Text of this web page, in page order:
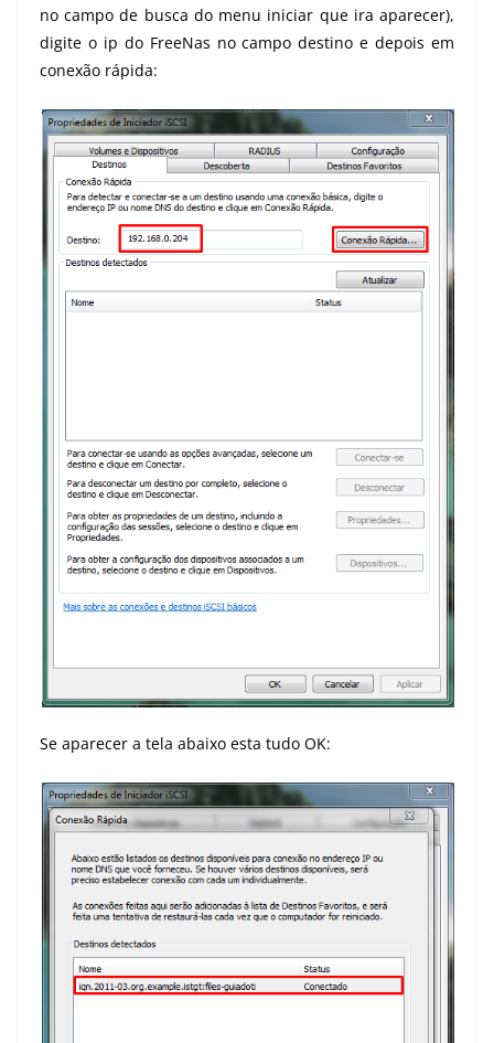
no campo de busca do menu iniciar que ira aparecer),
digite o ip do FreeNas no campo destino e depois em
conexão rápida:
Se aparecer a tela abaixo esta tudo OK: